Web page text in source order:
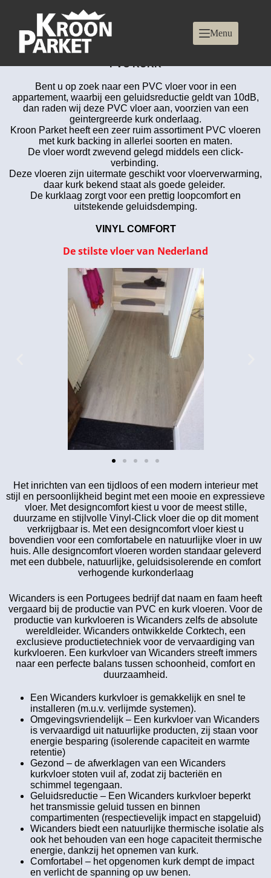
Menu
PVC KURK
PVC KURK
Bent u op zoek naar een PVC vloer voor in een
appartement, waarbij een geluidsreductie geldt van 10dB,
dan raden wij deze PVC vloer aan, voorzien van een
geintergreerde kurk onderlaag.
Kroon Parket heeft een zeer ruim assortiment PVC vloeren
met kurk backing in allerlei soorten en maten.
De vloer wordt zwevend gelegd middels een click-
verbinding.
Deze vloeren zijn uitermate geschikt voor vloerverwarming,
daar kurk bekend staat als goede geleider.
De kurklaag zorgt voor een prettig loopcomfort en
uitstekende geluidsdemping.
VINYL COMFORT
De stilste vloer van Nederland
Het inrichten van een tijdloos of een modern interieur met
stijl en persoonlijkheid begint met een mooie en expressieve
vloer. Met designcomfort kiest u voor de meest stille,
duurzame en stijlvolle Vinyl-Click vloer die op dit moment
verkrijgbaar is. Met een designcomfort vloer kiest u
bovendien voor een comfortabele en natuurlijke vloer in uw
huis. Alle designcomfort vloeren worden standaar geleverd
met een dubbele, natuurlijke, geluidsisolerende en comfort
verhogende kurkonderlaag
Wicanders is een Portugees bedrijf dat naam en faam heeft
vergaard bij de productie van PVC en kurk vloeren. Voor de
productie van kurkvloeren is Wicanders zelfs de absolute
wereldleider. Wicanders ontwikkelde Corktech, een
exclusieve productietechniek voor de vervaardiging van
kurkvloeren. Een kurkvloer van Wicanders streeft immers
naar een perfecte balans tussen schoonheid, comfort en
duurzaamheid.
Een Wicanders kurkvloer is gemakkelijk en snel te
installeren (m.u.v. verlijmde systemen).
Omgevingsvriendelijk – Een kurkvloer van Wicanders
is vervaardigd uit natuurlijke producten, zij staan voor
energie besparing (isolerende capaciteit en warmte
retentie)
Gezond – de afwerklagen van een Wicanders
kurkvloer stoten vuil af, zodat zij bacteriën en
schimmel tegengaan.
Geluidsreductie – Een Wicanders kurkvloer beperkt
het transmissie geluid tussen en binnen
compartimenten (respectievelijk impact en stapgeluid)
Wicanders biedt een natuurlijke thermische isolatie als
ook het behouden van een hoge capaciteit thermische
energie, dankzij het opnemen van kurk.
Comfortabel – het opgenomen kurk dempt de impact
en verlicht de spanning op uw benen.